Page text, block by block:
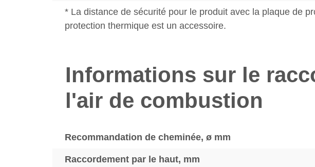
* La distance de sécurité pour le produit avec la plaque de
protection thermique est un accessoire.
Informations sur le
l'air de combustion
Recommandation de cheminée, ø mm
Raccordement par le haut, mm